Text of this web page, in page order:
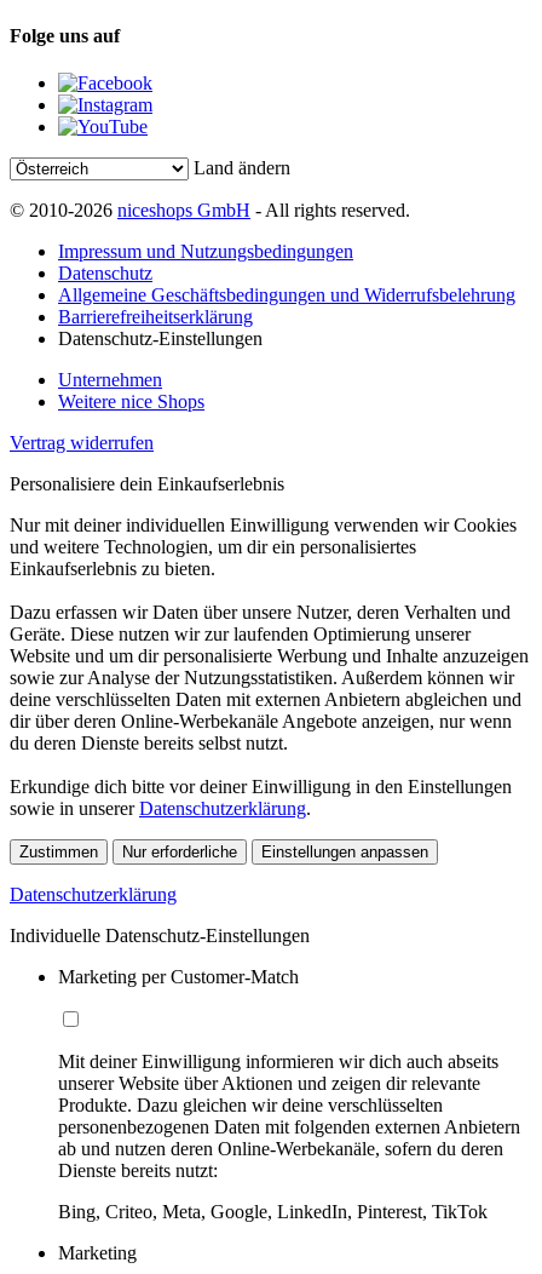
Folge uns auf
Land ändern
© 2010-2026 niceshops GmbH - All rights reserved.
Impressum und Nutzungsbedingungen
Datenschutz
Allgemeine Geschäftsbedingungen und Widerrufsbelehrung
Barrierefreiheitserklärung
Datenschutz-Einstellungen
Unternehmen
Weitere nice Shops
Vertrag widerrufen
Personalisiere dein Einkaufserlebnis
Nur mit deiner individuellen Einwilligung verwenden wir Cookies
und weitere Technologien, um dir ein personalisiertes
Einkaufserlebnis zu bieten.
Dazu erfassen wir Daten über unsere Nutzer, deren Verhalten und
Geräte. Diese nutzen wir zur laufenden Optimierung unserer
Website und um dir personalisierte Werbung und Inhalte anzuzeigen
sowie zur Analyse der Nutzungsstatistiken. Außerdem können wir
deine verschlüsselten Daten mit externen Anbietern abgleichen und
dir über deren Online-Werbekanäle Angebote anzeigen, nur wenn
du deren Dienste bereits selbst nutzt.
Erkundige dich bitte vor deiner Einwilligung in den Einstellungen
sowie in unsererDatenschutzerklärung.
Zustimmen Nur erforderliche Einstellungen anpassen
Datenschutzerklärung
Individuelle Datenschutz-Einstellungen
Marketing per Customer-Match
Mit deiner Einwilligung informieren wir dich auch abseits
unserer Website über Aktionen und zeigen dir relevante
Produkte. Dazu gleichen wir deine verschlüsselten
personenbezogenen Daten mit folgenden externen Anbietern
ab und nutzen deren Online-Werbekanäle, sofern du deren
Dienste bereits nutzt:
Bing, Criteo, Meta, Google, LinkedIn, Pinterest, TikTok
Marketing